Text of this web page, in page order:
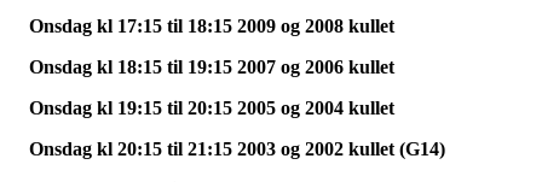
Onsdag kl 17:15 til 18:15 2009 og 2008 kullet
Onsdag kl 18:15 til 19:15 2007 og 2006 kullet
Onsdag kl 19:15 til 20:15 2005 og 2004 kullet
Onsdag kl 20:15 til 21:15 2003 og 2002 kullet (G14)